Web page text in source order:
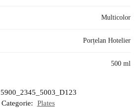
Multicolor
Porțelan Hotelier
500 ml
5900_2345_5003_D123
Categorie:
Plates